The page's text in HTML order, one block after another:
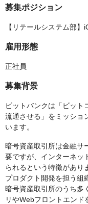
募集ポジション
【リテールシステム部】
雇用形態
正社員
募集背景
ビットバンクは「ビット
流通させる」をミッショ
います。
暗号資産取引所は金融サ
要ですが、インターネッ
られるという特徴があり
プロダクト開発を担う組
暗号資産取引所のうち多
リやWebフロントエン